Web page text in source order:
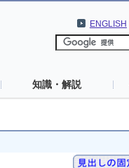
ENGLISH
知識・解説